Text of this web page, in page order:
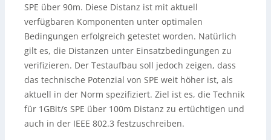
SPE über 90m. Diese Distanz ist mit aktuell
verfügbaren Komponenten unter optimalen
Bedingungen erfolgreich getestet worden. Natürlich
gilt es, die Distanzen unter Einsatzbedingungen zu
verifizieren. Der Testaufbau soll jedoch zeigen, dass
das technische Potenzial von SPE weit höher ist, als
aktuell in der Norm spezifiziert. Ziel ist es, die Technik
für 1GBit/s SPE über 100m Distanz zu ertüchtigen und
auch in der IEEE 802.3 festzuschreiben.